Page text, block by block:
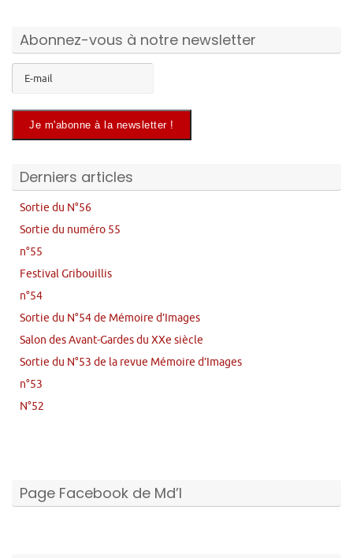
Abonnez-vous à notre newsletter
Derniers articles
Sortie du N°56
Sortie du numéro 55
n°55
Festival Gribouillis
n°54
Sortie du N°54 de Mémoire d’Images
Salon des Avant-Gardes du XXe siècle
Sortie du N°53 de la revue Mémoire d’Images
n°53
N°52
Page Facebook de Md’I